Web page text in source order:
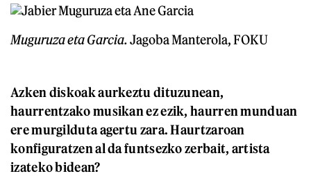
Muguruza eta Garcia.Jagoba Manterola, FOKU
Azken diskoak aurkeztu dituzunean,
haurrentzako musikan ez ezik, haurren munduan
ere murgilduta agertu zara. Haurtzaroan
konfiguratzen al da funtsezko zerbait, artista
izateko bidean?